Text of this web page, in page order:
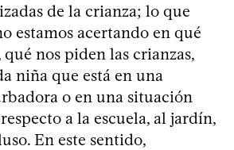
de la crianza; lo que
estamos acertando en qué
nos piden las crianzas,
niña que está en una
o en una situación
a la escuela, al jardín,
En este sentido,